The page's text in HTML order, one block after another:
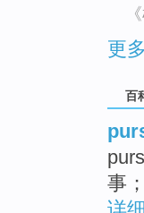
更
百
事